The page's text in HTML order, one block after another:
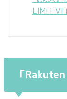
LIMIT VI
「